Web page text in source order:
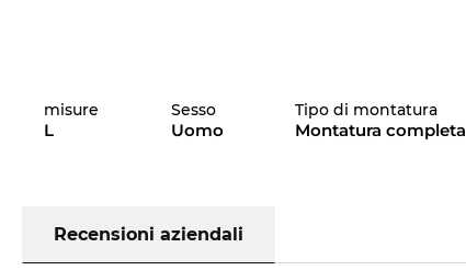
misure
L
Sesso
Uomo
Tipo di montatura
Montatura completa
Recensioni aziendali